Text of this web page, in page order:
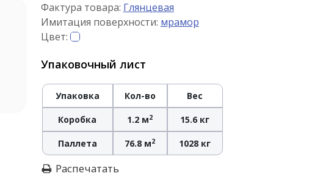
Фактура товара: Глянцевая
Имитация поверхности: мрамор
Цвет:
Упаковочный лист
Упаковка Кол-во Вес
Коробка 1.2 м2 15.6 кг
Паллета 76.8 м2 1028 кг
Распечатать